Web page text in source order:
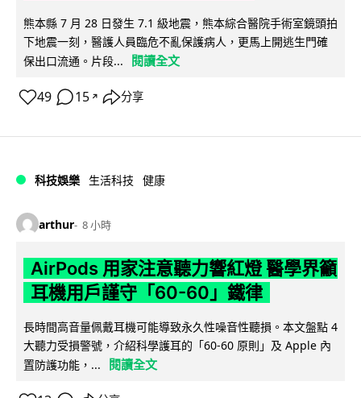
熊本縣 7 月 28 日發生 7.1 級地震，熊本綜合醫院手術室鏡頭拍
下地震一刻，醫護人員臨危不亂保護病人，更馬上開逃生門確
保出口流通。片段...
閱讀全文
49 15 ↗ 分享
科技娛樂 生活科技 健康
arthur 8 小時
AirPods 用家注意聽力響紅燈 醫學界籲
耳機用戶謹守「60-60」鐵律
長時間高音量佩戴耳機可能導致永久性噪音性聽損。本文盤點 4
大聽力受損警號，介紹科學護耳的「60-60 原則」及 Apple 內
置防護功能，...
閱讀全文